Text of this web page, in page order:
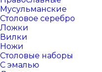
Мусульманские
Столовое серебро
Ложки
Вилки
Ножи
Столовые наборы
С эмалью